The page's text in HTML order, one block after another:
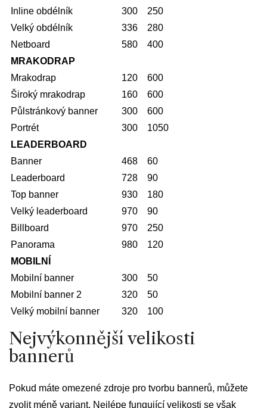
Inline obdélník
300
250
Velký obdélník
336
280
Netboard
580
400
MRAKODRAP
Mrakodrap
120
600
Široký mrakodrap
160
600
Půlstránkový banner
300
600
Portrét
300
1050
LEADERBOARD
Banner
468
60
Leaderboard
728
90
Top banner
930
180
Velký leaderboard
970
90
Billboard
970
250
Panorama
980
120
MOBILNÍ
Mobilní banner
300
50
Mobilní banner 2
320
50
Velký mobilní banner
320 100
Nejvýkonnější velikosti
bannerů
Pokud máte omezené zdroje pro tvorbu bannerů, můžete
zvolit méně variant. Nejlépe fungující velikosti se však